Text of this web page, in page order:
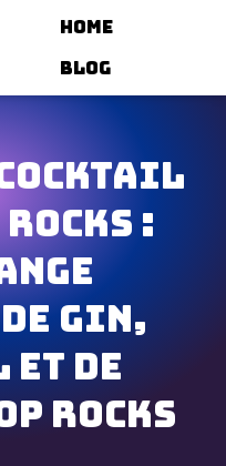
Home
Blog
cocktail
:
gin,
et de
Rocks